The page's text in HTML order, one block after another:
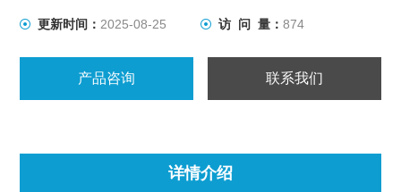
更新时间： 2025-08-25 访 问 量： 874
产品咨询 联系我们
详情介绍